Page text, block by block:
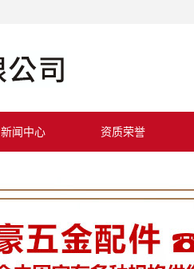
新闻中心 资质荣誉